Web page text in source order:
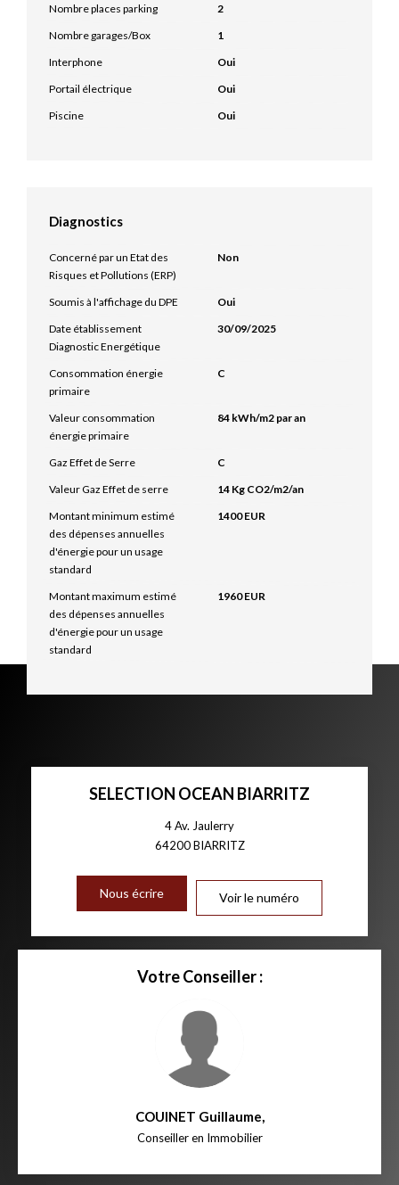
Nombre places parking
2
Nombre garages/Box
1
Interphone
Oui
Portail électrique
Oui
Piscine
Oui
Diagnostics
Concerné par un Etat des
Risques et Pollutions (ERP)
Non
Soumis à l'affichage du DPE
Oui
Date établissement
Diagnostic Energétique
30/09/2025
Consommation énergie
primaire
C
Valeur consommation
énergie primaire
84 kWh/m2 par an
Gaz Effet de Serre
C
Valeur Gaz Effet de serre
14 Kg CO2/m2/an
Montant minimum estimé
des dépenses annuelles
d'énergie pour un usage
standard
1400 EUR
Montant maximum estimé
des dépenses annuelles
d'énergie pour un usage
standard
1960 EUR
SELECTION OCEAN BIARRITZ
4 Av. Jaulerry
64200BIARRITZ
Nous écrire Voir le numéro
Votre Conseiller :
COUINET Guillaume,
Conseiller en Immobilier